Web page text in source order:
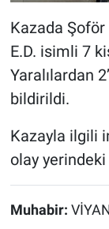
Kazada Şoför
E.D. isimli 7
Yaralılardan
bildirildi.
Kazayla ilgili
olay yerindeki
Muhabir: